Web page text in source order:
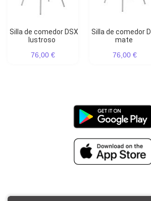
Silla de comedor DSX
lustroso
76,00 €
Silla de comedor DSX
mate
76,00 €